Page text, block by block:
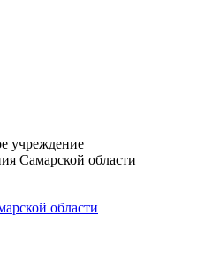
учреждение
Самарской области